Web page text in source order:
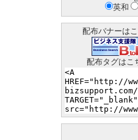
英和
配布バナーは
配布タグはこ